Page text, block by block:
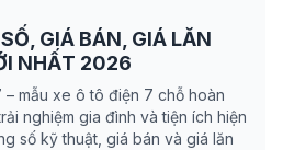
GIÁ BÁN, GIÁ LĂN
NHẤT 2026
– mẫu xe ô tô điện 7 chỗ hoàn
nghiệm gia đình và tiện ích hiện
số kỹ thuật, giá bán và giá lăn